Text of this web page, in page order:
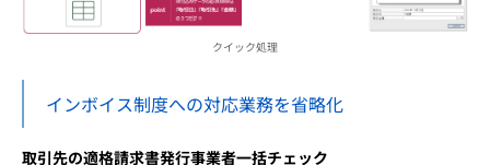
クイック処理
インボイス制度への対応業務を省略化
取引先の適格請求書発行事業者一括チェック